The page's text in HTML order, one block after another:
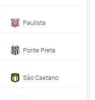
Paulista
Ponte Preta
São Caetano